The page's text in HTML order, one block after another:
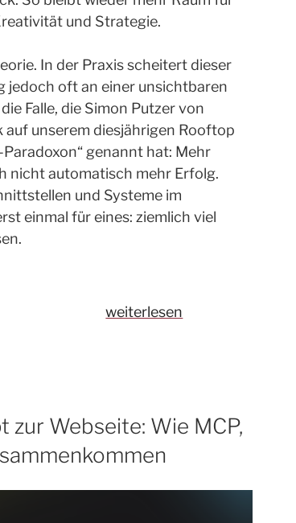
und Strategie.
In der Praxis scheitert dieser
jedoch oft an einer unsichtbaren
Falle, die Simon Putzer von
auf unserem diesjährigen Rooftop
genannt hat: Mehr
nicht automatisch mehr Erfolg.
und Systeme im
einmal für eines: ziemlich viel
„Content
DAM
KI
weiterlesen
zur Webseite: Wie MCP,